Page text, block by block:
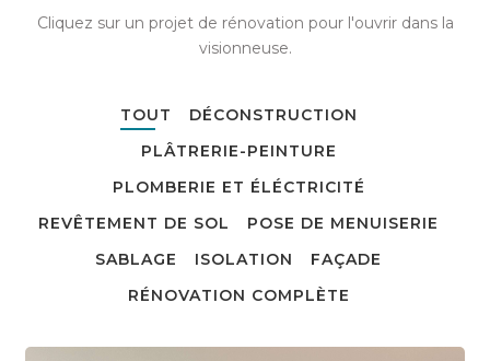
Cliquez sur un projet de rénovation pour l'ouvrir dans la
visionneuse.
TOUT
DÉCONSTRUCTION
PLÂTRERIE-PEINTURE
PLOMBERIE ET ÉLÉCTRICITÉ
REVÊTEMENT DE SOL
POSE DE MENUISERIE
SABLAGE
ISOLATION
FAÇADE
RÉNOVATION COMPLÈTE